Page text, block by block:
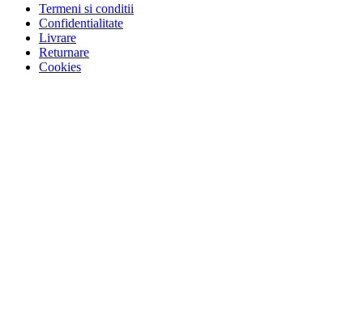
Termeni si conditii
Confidentialitate
Livrare
Returnare
Cookies